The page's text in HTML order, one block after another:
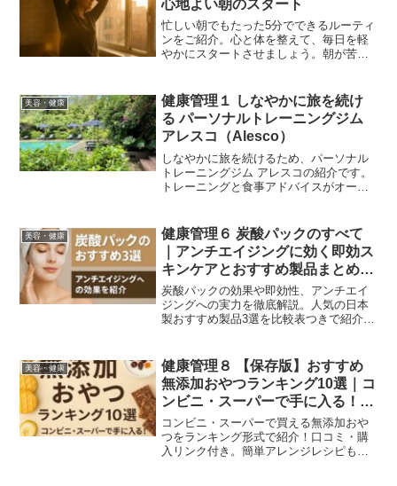
most comfort. Discover a curated
selection of rare and soothing phrases
that gently ease emotional fatigue and
bring peace to your soul.
心地よい朝のスタート
忙しい朝でもたった5分でできるルーティ
ンをご紹介。心と体を整えて、毎日を軽
やかにスタートさせましょう。朝が苦手
morning routine to refresh your body and
mind. Perfect for busy mornings, this
habit can help you start each day with
calm and clarity.
美容・健康
健康管理１ しなやかに旅を続け
る パーソナルトレーニングジム
アレスコ（Alesco）
しなやかに旅を続けるため、パーソナル
トレーニングジム アレスコの紹介です。
トレーニングと食事アドバイスがオーダ
料レンタル！まずは無料カウンセリング
から始めよう。
美容・健康
健康管理６ 炭酸パックのすべて
｜アンチエイジングに効く即効ス
キンケアとおすすめ製品まとめ
【日本製の秘密とは？】
炭酸パックの効果や即効性、アンチエイ
ジングへの実力を徹底解説。人気の日本
製おすすめ製品3選を比較表つきで紹介。
美容・健康
健康管理８ 【保存版】おすすめ
無添加おやつランキング10選｜コ
ンビニ・スーパーで手に入る！簡
単レシピも紹介
コンビニ・スーパーで買える無添加おや
つをランキング形式で紹介！口コミ・購
入リンク付き。簡単アレンジレシピもあ